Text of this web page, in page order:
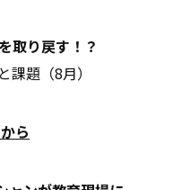
取り戻す！？
題（8月）
ら